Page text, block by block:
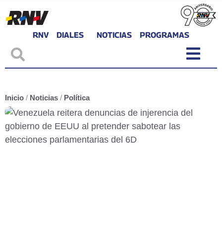
RNV DIALES NOTICIAS PROGRAMAS
Inicio / Noticias / Política